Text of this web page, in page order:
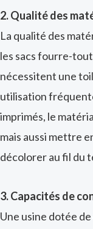
2. Qualité des
La qualité des
les sacs fourre-
nécessitent une
utilisation
imprimés, le
mais aussi mettre
décolorer au fil du
3. Capacités de
Une usine dotée